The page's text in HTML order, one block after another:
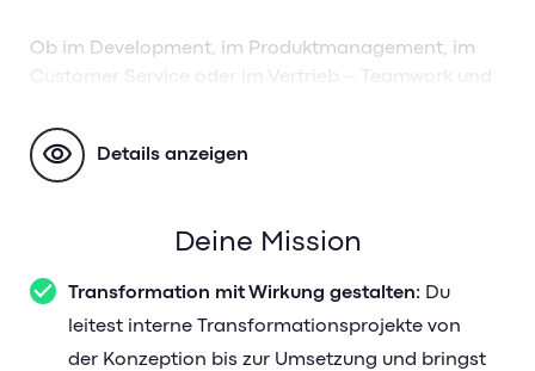
Ob im Development, im Produktmanagement, im
Customer Service oder im Vertrieb – Teamwork und
Kunden stehen bei uns im Mittelpunkt. Mit einer
einzigartigen Unternehmenskultur, flexiblen
Gemeinsam gestalten wir die Arbeitswelt von
Details anzeigen
Deine Mission
Transformation mit Wirkung gestalten: Du
leitest interne Transformationsprojekte von
der Konzeption bis zur Umsetzung und bringst